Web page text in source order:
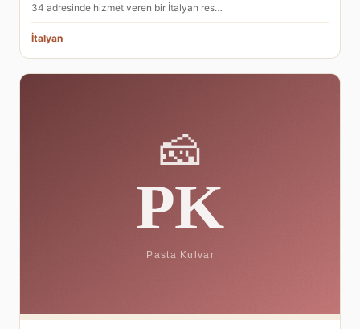
34 adresinde hizmet veren bir İtalyan res…
İtalyan